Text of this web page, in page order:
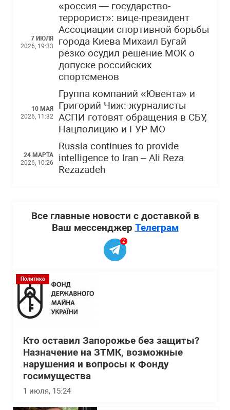
7 ИЮЛЯ
2026, 19:33
«россия — государство-
террорист»: вице-президент
Ассоциации спортивной борьбы
города Киева Михаил Бугай
резко осудил решение МОК о
допуске российских
спортсменов
10 МАЯ
2026, 11:32
Группа компаний «Ювента» и
Григорий Чиж: журналисты
АСПИ готовят обращения в СБУ,
Нацполицию и ГУР МО
24 МАРТА
2026, 10:26
Russia continues to provide
intelligence to Iran – Ali Reza
Rezazadeh
Все главные новости с доставкой в
Ваш мессенджер Телеграм
2
Политика
Кто оставил Запорожье без защиты?
Назначение на ЗТМК, возможные
нарушения и вопросы к Фонду
госимущества
1 июля, 15:24